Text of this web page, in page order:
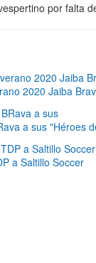
por falta
2020 Jaiba
a sus "Héroes
a Saltillo Soccer